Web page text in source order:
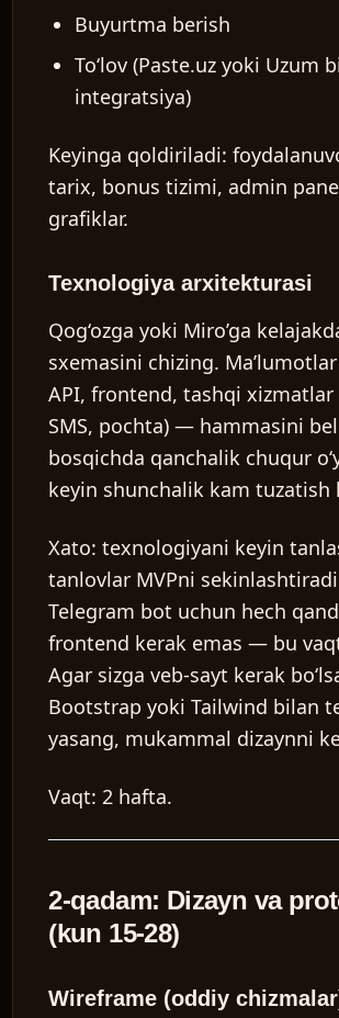
Buyurtma berish
To‘lov (Paste.uz yoki Uzum
integratsiya)
Keyinga qoldiriladi:
tarix, bonus tizimi, admin
grafiklar.
Texnologiya arxitekturasi
Qog‘ozga yoki Miro’ga
sxemasini chizing.
API, frontend, tashqi xizmatlar
SMS, pochta) — hammasini
bosqichda qanchalik chuqur
keyin shunchalik kam tuzatish
Xato: texnologiyani keyin
tanlovlar MVPni
Telegram bot uchun hech
frontend kerak emas — bu
Agar sizga veb-sayt kerak
Bootstrap yoki Tailwind bilan
yasang, mukammal dizaynni
Vaqt: 2 hafta.
2-qadam: Dizayn va
(kun 15-28)
Wireframe (oddiy